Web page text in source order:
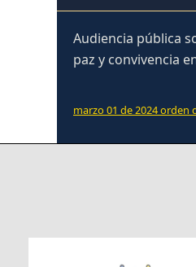
Audiencia pública
paz y convivencia
marzo 01 de 2024 orden